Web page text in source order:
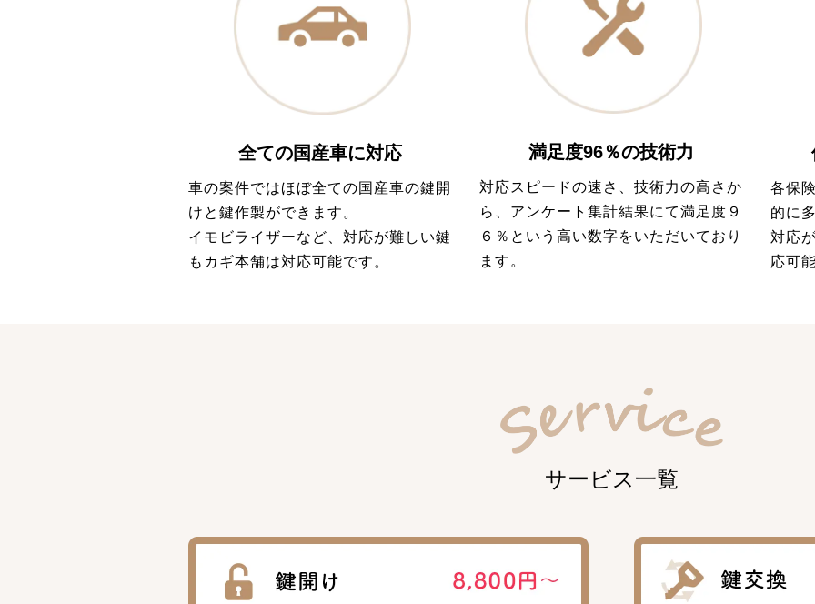
全ての国産車に対応
車の案件ではほぼ全ての国産車の鍵開
けと鍵作製ができます。
イモビライザーなど、対応が難しい鍵
もカギ本舗は対応可能です。
満足度96％の技術力
対応スピードの速さ、技術力の高さか
ら、アンケート集計結果にて満足度９
６％という高い数字をいただいており
ます。
各保
的に
対応
応可
サービス一覧